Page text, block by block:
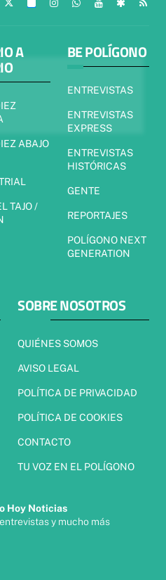
A
ABAJO
TAJO /
BE POLÍGONO
ENTREVISTAS
ENTREVISTAS
EXPRESS
ENTREVISTAS
HISTÓRICAS
GENTE
REPORTAJES
POLÍGONO NEXT
GENERATION
SOBRE NOSOTROS
QUIÉNES SOMOS
AVISO LEGAL
POLÍTICA DE PRIVACIDAD
POLÍTICA DE COOKIES
CONTACTO
TU VOZ EN EL POLÍGONO
Hoy Noticias
y mucho más